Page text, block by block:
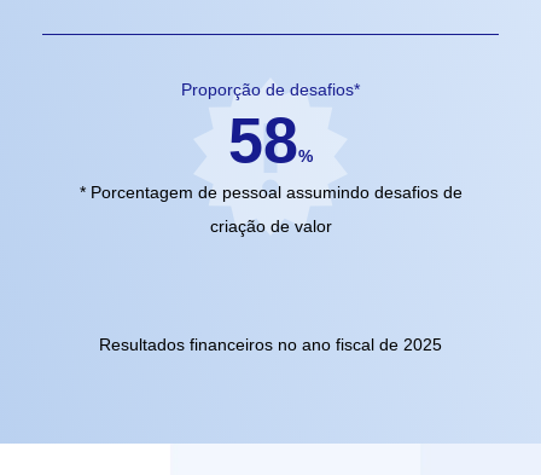
Proporção de desafios*
58%
* Porcentagem de pessoal assumindo desafios de
criação de valor
Resultados financeiros no ano fiscal de 2025